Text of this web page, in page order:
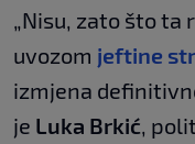
„Nisu, zato što
uvozom jeftine
izmjena
je Luka Brkić ,